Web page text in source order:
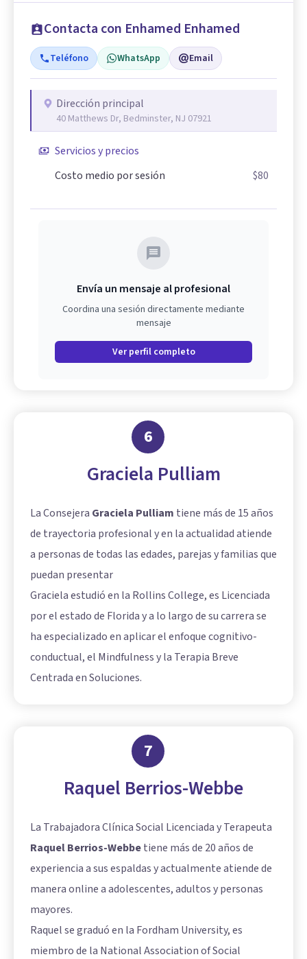
Contacta con Enhamed Enhamed
Teléfono WhatsApp Email
Dirección principal
40 Matthews Dr, Bedminster, NJ 07921
Servicios y precios
Costo medio por sesión
$80
Envía un mensaje al profesional
Coordina una sesión directamente mediante
mensaje
Ver perfil completo
6
Graciela Pulliam
La Consejera Graciela Pulliam tiene más de 15 años
de trayectoria profesional y en la actualidad atiende
a personas de todas las edades, parejas y familias que
puedan presentar
Graciela estudió en la Rollins College, es Licenciada
por el estado de Florida y a lo largo de su carrera se
ha especializado en aplicar el enfoque cognitivo-
conductual, el Mindfulness y la Terapia Breve
Centrada en Soluciones.
7
Raquel Berrios-Webbe
La Trabajadora Clínica Social Licenciada y Terapeuta
Raquel Berrios-Webbetiene más de 20 años de
experiencia a sus espaldas y actualmente atiende de
manera online a adolescentes, adultos y personas
mayores.
Raquel se graduó en la Fordham University, es
miembro de la National Association of Social